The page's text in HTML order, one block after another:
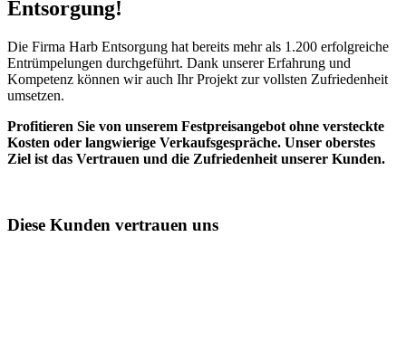
Entsorgung!​
Die Firma Harb Entsorgung hat bereits mehr als 1.200 erfolgreiche
Entrümpelungen durchgeführt. Dank unserer Erfahrung und
Kompetenz können wir auch Ihr Projekt zur vollsten Zufriedenheit
umsetzen.
Profitieren Sie von unserem Festpreisangebot ohne versteckte
Kosten oder langwierige Verkaufsgespräche. Unser oberstes
Ziel ist das Vertrauen und die Zufriedenheit unserer Kunden.
Diese Kunden vertrauen uns